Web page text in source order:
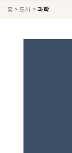
홈 > 도서 > 과학